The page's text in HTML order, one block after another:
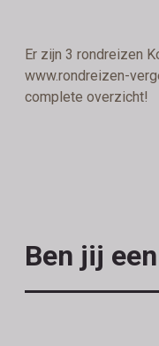
Er zijn 3 rondreizen
www.rondreizen-
complete overzicht!
Ben jij